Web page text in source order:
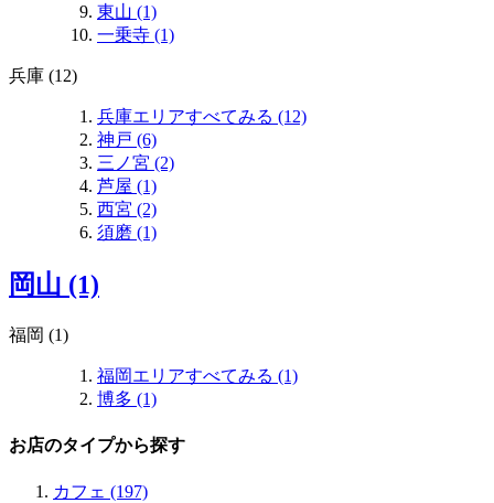
東山 (1)
一乗寺 (1)
兵庫 (12)
兵庫エリアすべてみる (12)
神戸 (6)
三ノ宮 (2)
芦屋 (1)
西宮 (2)
須磨 (1)
岡山 (1)
福岡 (1)
福岡エリアすべてみる (1)
博多 (1)
お店のタイプから探す
カフェ (197)